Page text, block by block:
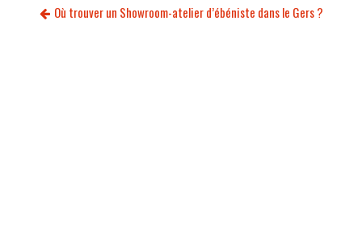
Où trouver un Showroom-atelier d’ébéniste dans le Gers ?